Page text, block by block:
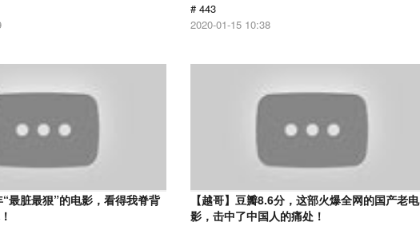
# 443
2020-01-15 10:38
“最脏最狠”的电影，看得我脊背
【越哥】豆瓣8.6分，这部火爆全网的国产老电
影，击中了中国人的痛处！